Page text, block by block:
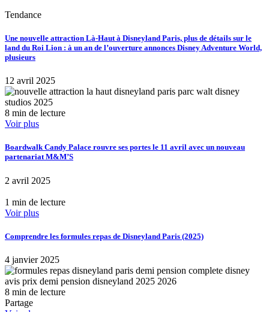
Tendance
Une nouvelle attraction Là-Haut à Disneyland Paris, plus de détails sur le
land du Roi Lion : à un an de l’ouverture annonces Disney Adventure World,
plusieurs
12 avril 2025
8 min de lecture
Voir plus
Boardwalk Candy Palace rouvre ses portes le 11 avril avec un nouveau
partenariat M&M’S
2 avril 2025
1 min de lecture
Voir plus
Comprendre les formules repas de Disneyland Paris (2025)
4 janvier 2025
8 min de lecture
Partage